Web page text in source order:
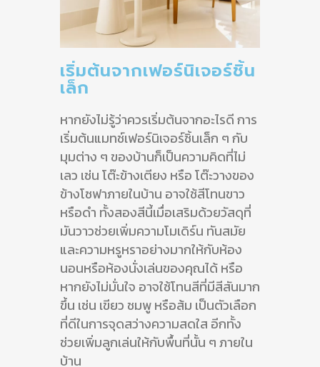
เริ่มต้นจากเฟอร์นิเจอร์ชิ้น
เล็ก
หากยังไม่รู้ว่าควรเริ่มต้นจากอะไรดี การ
เริ่มต้นแมทช์เฟอร์นิเจอร์ชิ้นเล็ก ๆ กับ
มุมต่าง ๆ ของบ้านก็เป็นความคิดที่ไม่
เลว เช่น โต๊ะข้างเตียง หรือ โต๊ะวางของ
ข้างโซฟาภายในบ้าน อาจใช้สีโทนขาว
หรือดำ ทั้งสองสีนี้เมื่อเสริมด้วยวัสดุที่
มันวาวช่วยเพิ่มความโมเดิร์น ทันสมัย
และความหรูหราอย่างมากให้กับห้อง
นอนหรือห้องนั่งเล่นของคุณได้ หรือ
หากยังไม่มั่นใจ อาจใช้โทนสีที่มีสีสันมาก
ขึ้น เช่น เขียว ชมพู หรือส้ม เป็นตัวเลือก
ที่ดีในการจุดสว่างความสดใส อีกทั้ง
ช่วยเพิ่มลูกเล่นให้กับพื้นที่นั้น ๆ ภายใน
บ้าน